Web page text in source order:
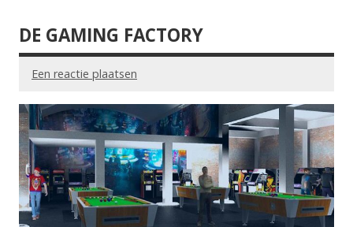
DE GAMING FACTORY
Een reactie plaatsen